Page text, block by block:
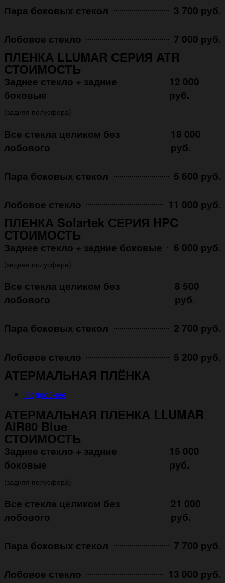
Пара боковых стекол 3 700 руб.
Лобовое стекло 7 000 руб.
ПЛЕНКА LLUMAR СЕРИЯ ATR
СТОИМОСТЬ
Заднее стекло + задние
боковые
12 000
руб.
(задняя полусфера)
Все стекла целиком без
лобового
18 000
руб.
Пара боковых стекол 5 600 руб.
Лобовое стекло 11 000 руб.
ПЛЕНКА Solartek СЕРИЯ HPC
СТОИМОСТЬ
Заднее стекло + задние боковые 6 000 руб.
(задняя полусфера)
Все стекла целиком без
лобового
8 500
руб.
Пара боковых стекол 2 700 руб.
Лобовое стекло 5 200 руб.
АТЕРМАЛЬНАЯ ПЛЁНКА
Подробнее
АТЕРМАЛЬНАЯ ПЛЕНКА LLUMAR
AIR80 Blue
СТОИМОСТЬ
Заднее стекло + задние
боковые
15 000
руб.
(задняя полусфера)
Все стекла целиком без
лобового
21 000
руб.
Пара боковых стекол 7 700 руб.
Лобовое стекло 13 000 руб.